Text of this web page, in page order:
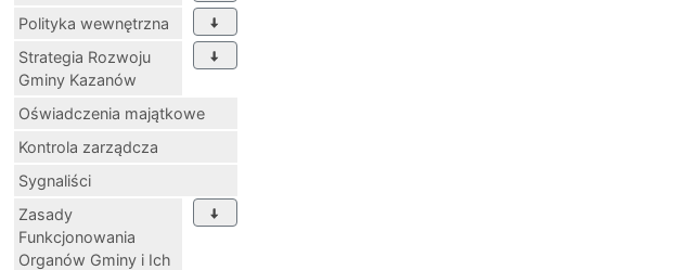
Polityka wewnętrzna
Strategia Rozwoju
Gminy Kazanów
Oświadczenia majątkowe
Kontrola zarządcza
Sygnaliści
Zasady
Funkcjonowania
Organów Gminy i Ich